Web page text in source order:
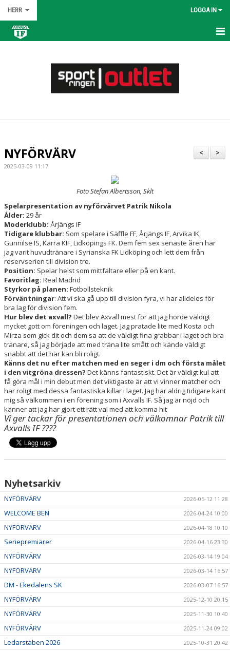
HERR LOGGA IN
BILDGALLERI
KONTAKT
>
<
NYFÖRVÄRV
2025-03-09 11:17
Foto Stefan Albertsson, Sklt
Spelarpresentation av nyförvärvet Patrik Nikola
Ålder: 29 år
Moderklubb: Årjängs IF
Tidigare klubbar: Som spelare i Säffle FF, Årjängs IF, Arvika IK,
Gunnilse IS, Kärra KIF, Lidköpings FK. Dem fem sex senaste åren har
jag varit huvudtränare i Syrianska FK Lidköping och lett dem från
reservserien till division tre.
Position: Spelar helst som mittfältare eller på en kant.
Favoritlag: Real Madrid
Styrkor på planen: Fotbollsteknik
Förväntningar: Att vi ska gå upp till division fyra, vi har alldeles för
bra lag för division fem.
Hur blev det axvall? Det blev Axvall mest för att jag hörde väldigt
mycket gott om föreningen och laget. Jag pratade lite med Kosta och
Mirza som gick dit och dem sa att de väldigt fina grabbar i laget och bra
tränare, så jag började att med träna lite smått och kände väldigt
snabbt att det här kan bli roligt.
Känns det nu efter matchen med en seger i dm och första målet
i den vitgröna dressen? Det känns fantastiskt. Det är väldigt kul att
få göra mål i min debut men det viktigaste är att vi vinner matcher och
har roligt med dessa fantastiska killar i laget. Jag har aldrig tidigare känt
mig så välkommen i en förening som i Axvalls IF. Så jag är nöjd och
känner att jag har gjort ett rätt val med att komma hit
Vi ger tackar för presentationen och välkomnar Patrik till
Axvalls IF ????
Nyhetsarkiv
NYFÖRVÄRV 2026-05-12 11:28
WELCOME BEN 2026-04-24 10:00
NYFÖRVÄRV 2026-04-18 10:10
Seriepremiärer 2026-04-16 23:30
NYFÖRVÄRV 2026-03-14 19:04
NYFÖRVÄRV 2026-03-14 16:57
DM - Ekedalens SK 2026-03-07 16:57
NYFÖRVÄRV 2025-12-10 20:15
NYFÖRVÄRV 2025-11-30 10:40
NYFÖRVÄRV 2025-11-24 09:02
Ledarstaben 2026 2025-10-31 20:42